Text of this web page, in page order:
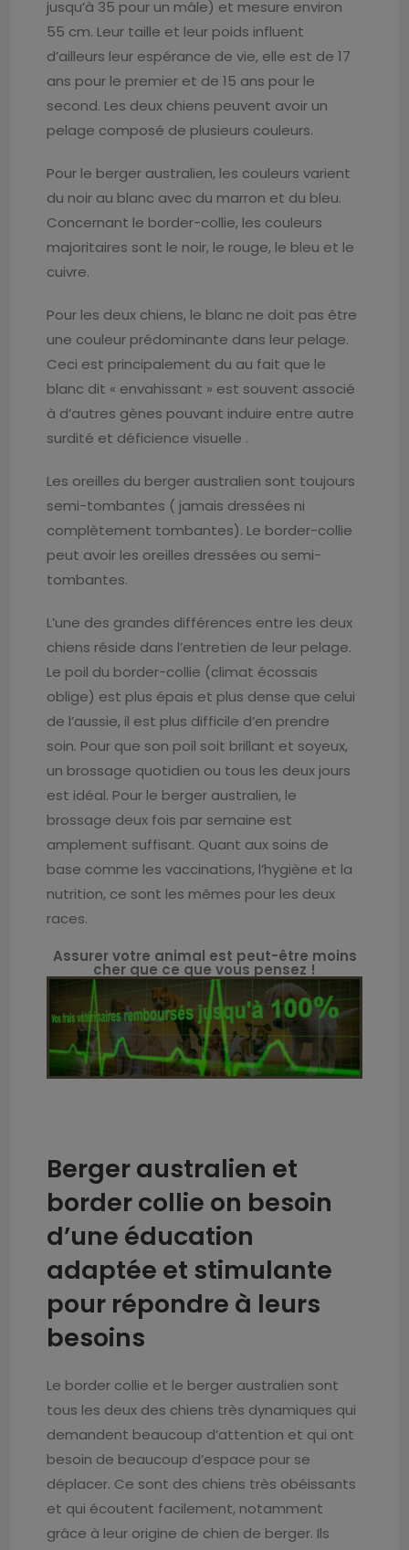
jusqu’à 35 pour un mâle) et mesure environ
55 cm. Leur taille et leur poids influent
d’ailleurs leur espérance de vie, elle est de 17
ans pour le premier et de 15 ans pour le
second. Les deux chiens peuvent avoir un
pelage composé de plusieurs couleurs.
Pour le berger australien, les couleurs varient
du noir au blanc avec du marron et du bleu.
Concernant le border-collie, les couleurs
majoritaires sont le noir, le rouge, le bleu et le
cuivre.
Pour les deux chiens, le blanc ne doit pas être
une couleur prédominante dans leur pelage.
Ceci est principalement du au fait que le
blanc dit « envahissant » est souvent associé
à d’autres gènes pouvant induire entre autre
surdité et déficience visuelle .
Les oreilles du berger australien sont toujours
semi-tombantes ( jamais dressées ni
complètement tombantes). Le border-collie
peut avoir les oreilles dressées ou semi-
tombantes.
L’une des grandes différences entre les deux
chiens réside dans l’entretien de leur pelage.
Le poil du border-collie (climat écossais
oblige) est plus épais et plus dense que celui
de l’aussie, il est plus difficile d’en prendre
soin. Pour que son poil soit brillant et soyeux,
un brossage quotidien ou tous les deux jours
est idéal. Pour le berger australien, le
brossage deux fois par semaine est
amplement suffisant. Quant aux soins de
base comme les vaccinations, l’hygiène et la
nutrition, ce sont les mêmes pour les deux
races.
Assurer votre animal est peut-être moins
cher que ce que vous pensez !
Berger australien et
border collie on besoin
d’une éducation
adaptée et stimulante
pour répondre à leurs
besoins
Le border collie et le berger australien sont
tous les deux des chiens très dynamiques qui
demandent beaucoup d’attention et qui ont
besoin de beaucoup d’espace pour se
déplacer. Ce sont des chiens très obéissants
et qui écoutent facilement, notamment
grâce à leur origine de chien de berger. Ils